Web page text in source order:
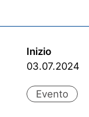
Inizio
03.07.2024
Evento